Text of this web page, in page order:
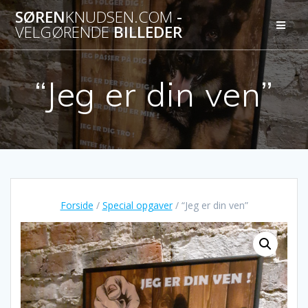
Skip
to
content
SØRENKNUDSEN.COM-
VELGØRENDEBILLEDER
“Jeg er din ven”
Forside / Special opgaver/ “Jeg er din ven”